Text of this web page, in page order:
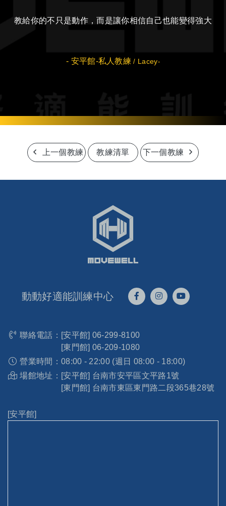
教給你的不只是動作，而是讓你相信自己也能變得強大
- 安平館-私人教練/ Lacey-
上一個教練 教練清單 下一個教練
動動好適能訓練中心
聯絡電話： [安平館] 06-299-8100
[東門館] 06-209-1080
營業時間： 08:00 - 22:00 (週日 08:00 - 18:00)
場館地址： [安平館] 台南市安平區文平路1號
[東門館] 台南市東區東門路二段365巷28號
[安平館]